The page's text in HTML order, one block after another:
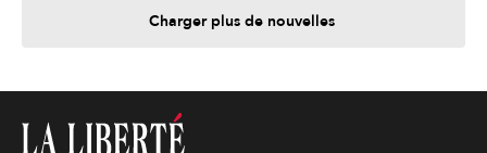
Charger plus de nouvelles